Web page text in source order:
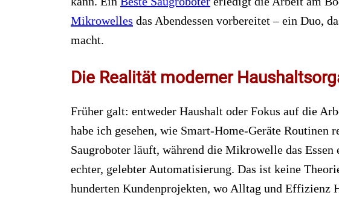
Mikrowelles das Abendessen vorbereitet – ein Duo,
macht.
Die Realität moderner
Früher galt: entweder Haushalt oder Fokus auf die
habe ich gesehen, wie Smart-Home-Geräte Routinen
Saugroboter läuft, während die Mikrowelle das
echter, gelebter Automatisierung. Das ist keine
hunderten Kundenprojekten, wo Alltag und Effizienz